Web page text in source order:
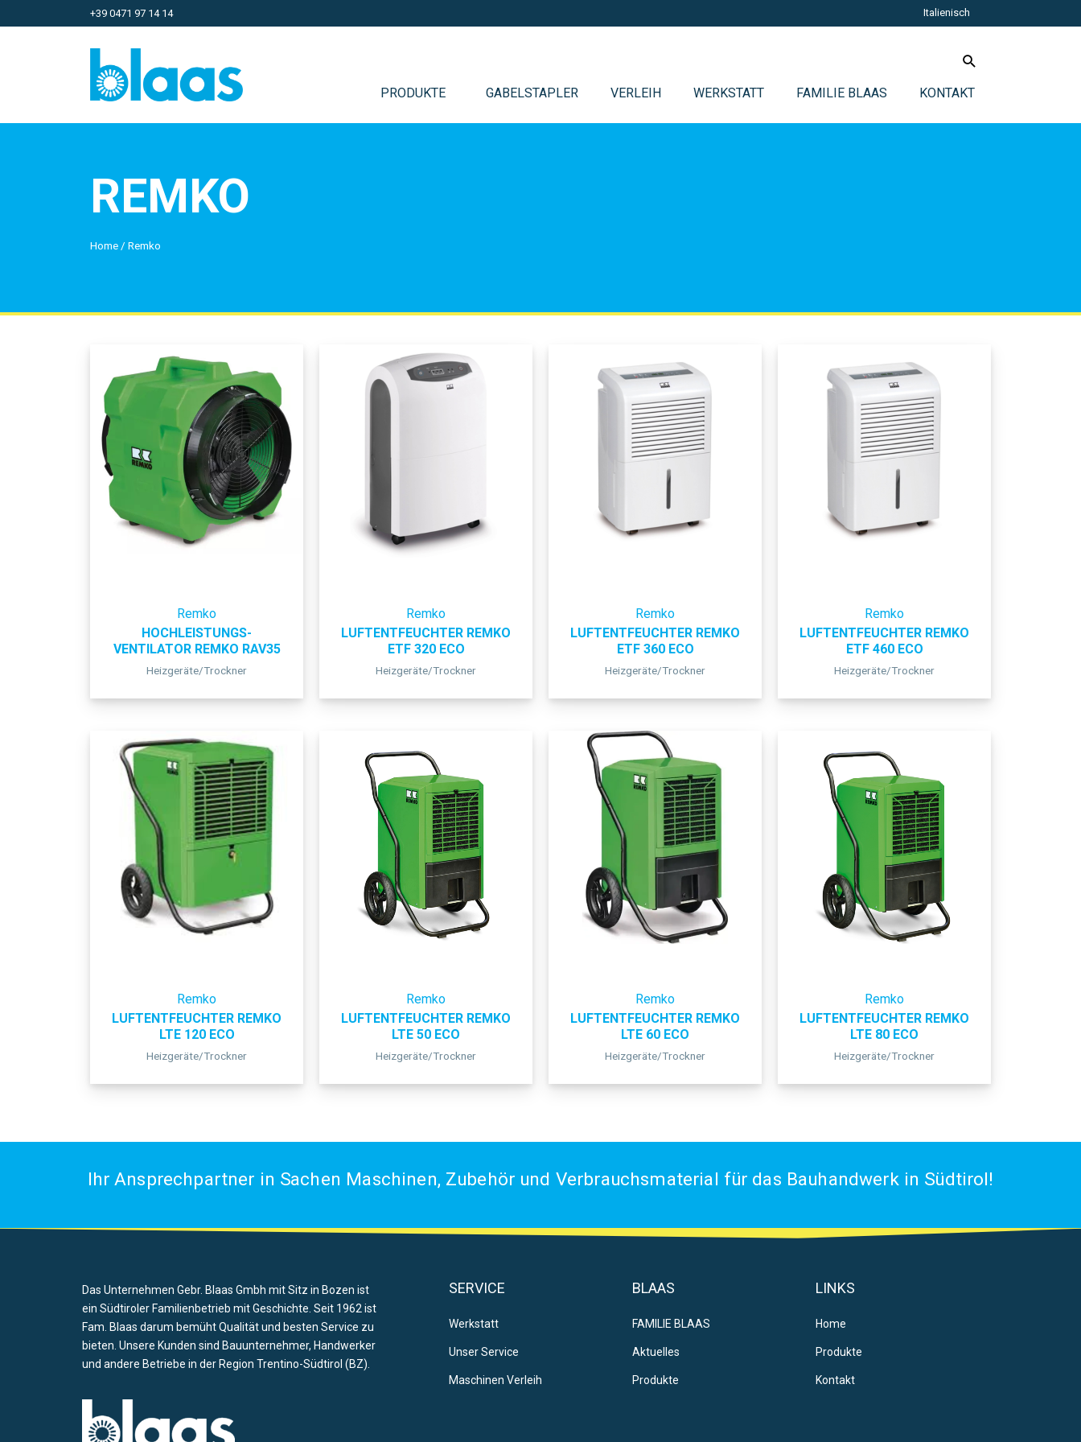
+39 0471 97 14 14 Italienisch
PRODUKTE GABELSTAPLER VERLEIH WERKSTATT FAMILIE BLAAS KONTAKT
REMKO
Home / Remko
Remko
HOCHLEISTUNGS-
VENTILATOR REMKO RAV35
Heizgeräte/Trockner
Remko
LUFTENTFEUCHTER REMKO
ETF 320 ECO
Heizgeräte/Trockner
Remko
LUFTENTFEUCHTER REMKO
ETF 360 ECO
Heizgeräte/Trockner
Remko
LUFTENTFEUCHTER REMKO
ETF 460 ECO
Heizgeräte/Trockner
Remko
LUFTENTFEUCHTER REMKO
LTE 120 ECO
Heizgeräte/Trockner
Remko
LUFTENTFEUCHTER REMKO
LTE 50 ECO
Heizgeräte/Trockner
Remko
LUFTENTFEUCHTER REMKO
LTE 60 ECO
Heizgeräte/Trockner
Remko
LUFTENTFEUCHTER REMKO
LTE 80 ECO
Heizgeräte/Trockner
Ihr Ansprechpartner in Sachen Maschinen, Zubehör und Verbrauchsmaterial für das Bauhandwerk in Südtirol!
Das Unternehmen Gebr. Blaas Gmbh mit Sitz in Bozen ist
ein Südtiroler Familienbetrieb mit Geschichte. Seit 1962 ist
Fam. Blaas darum bemüht Qualität und besten Service zu
bieten. Unsere Kunden sind Bauunternehmer, Handwerker
und andere Betriebe in der Region Trentino-Südtirol (BZ).
SERVICE
Werkstatt
Unser Service
Maschinen Verleih
BLAAS
FAMILIE BLAAS
Aktuelles
Produkte
LINKS
Home
Produkte
Kontakt